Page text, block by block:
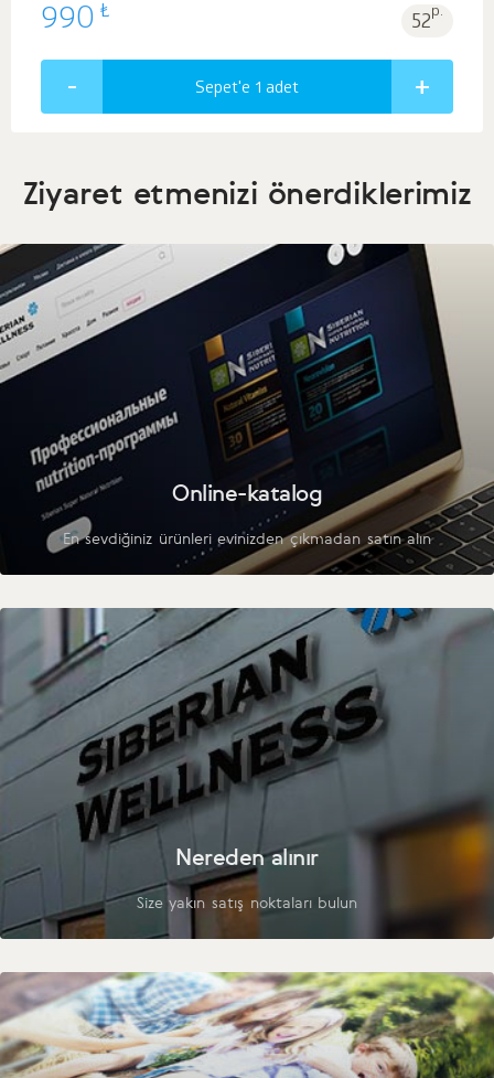
990 ₺ 52p.
Sepet'e 1 adet
Ziyaret etmenizi önerdiklerimiz
Online-katalog
En sevdiğiniz ürünleri evinizden çıkmadan satın alın
Nereden alınır
Size yakın satış noktaları bulun